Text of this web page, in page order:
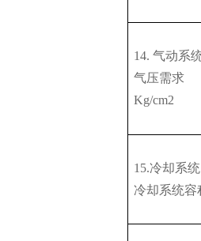
14. 气动系
气压需求
Kg/cm2
15.冷却系统
冷却系统容